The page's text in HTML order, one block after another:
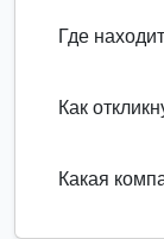
Где
Как
Какая